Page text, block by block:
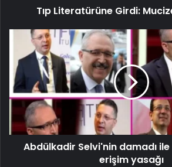
Tıp Literatürüne Girdi:
Abdülkadir Selvi'nin damadı
erişim yasağı